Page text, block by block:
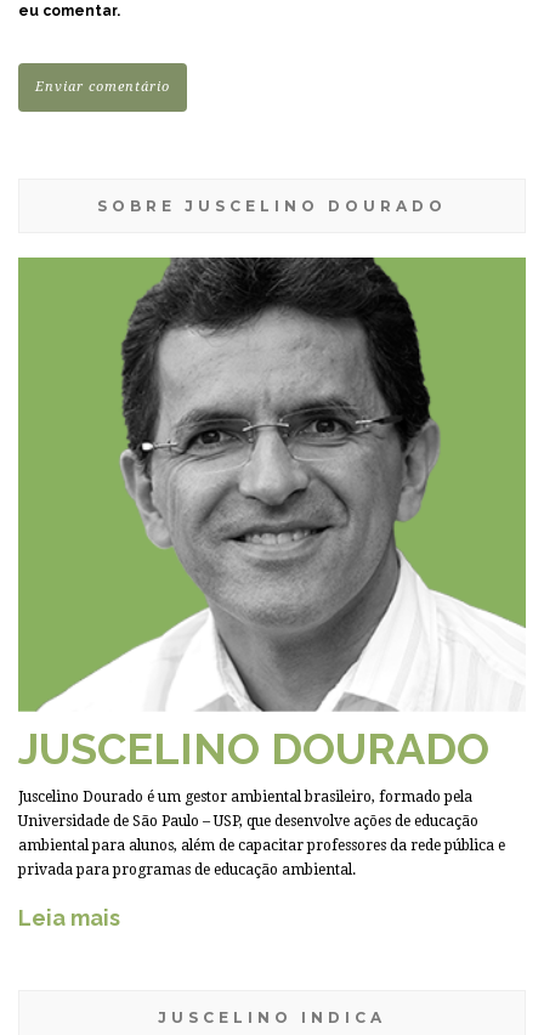
eu comentar.
SOBRE JUSCELINO DOURADO
JUSCELINO DOURADO
Juscelino Dourado é um gestor ambiental brasileiro, formado pela
Universidade de São Paulo – USP, que desenvolve ações de educação
ambiental para alunos, além de capacitar professores da rede pública e
privada para programas de educação ambiental.
Leia mais
JUSCELINO INDICA